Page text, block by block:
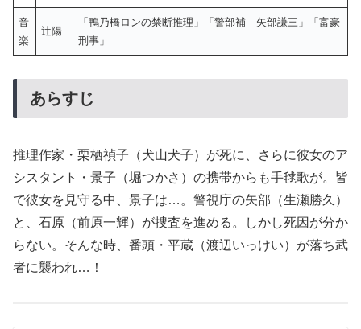
音
楽
辻陽
「鴨乃橋ロンの禁断推理」「警部補 矢部謙三」「富豪
刑事」
あらすじ
推理作家・栗栖禎子（犬山犬子）が死に、さらに彼女のア
シスタント・景子（堀つかさ）の携帯からも手毬歌が。皆
で彼女を見守る中、景子は…。警視庁の矢部（生瀬勝久）
と、石原（前原一輝）が捜査を進める。しかし死因が分か
らない。そんな時、番頭・平蔵（渡辺いっけい）が落ち武
者に襲われ…！